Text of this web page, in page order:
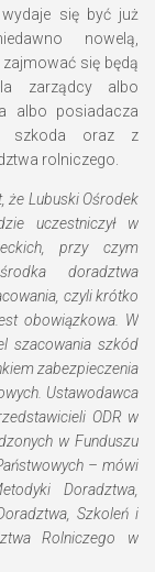
się być już
nowelą,
się będą
zarządcy albo
albo posiadacza
szkoda oraz z
rolniczego.
że Lubuski Ośrodek
uczestniczył w
przy czym
doradztwa
czyli krótko
obowiązkowa. W
szacowania szkód
zabezpieczenia
Ustawodawca
ODR w
w Funduszu
– mówi
Doradztwa,
Szkoleń i
Rolniczego w